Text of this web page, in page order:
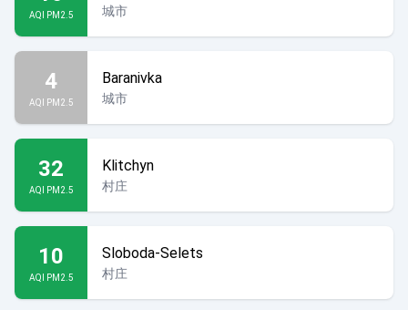
AQI PM2.5 城市
4
AQI PM2.5
Baranivka
城市
32
AQI PM2.5
Klitchyn
村庄
10
AQI PM2.5
Sloboda-Selets
村庄